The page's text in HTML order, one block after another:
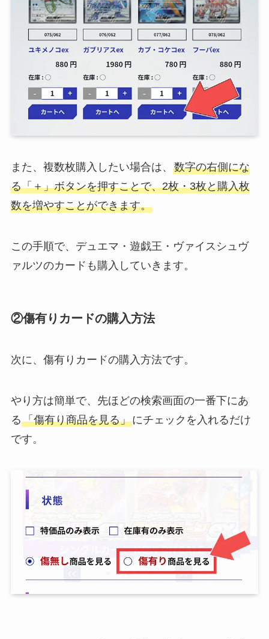
また、複数枚購入したい場合は、 数字の右側にな
る「＋」ボタンを押すことで、2枚・3枚と購入枚
数を増やすことができます。
この手順で、デュエマ・遊戯王・ヴァイスシュヴ
ァルツのカードも購入していきます。
②傷有りカードの購入方法
次に、傷有りカードの購入方法です。
やり方は簡単で、先ほどの検索画面の一番下にあ
る「傷有り商品を見る」にチェックを入れるだけ
です。